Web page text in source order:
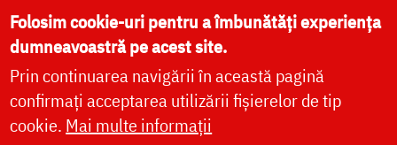
DONEAZĂ ONLINE PENTRU CATEDRALA NAȚIONALĂ
LIVE
Folosim cookie-uri pentru a îmbunătăți experiența
dumneavoastră pe acest site.
Prin continuarea navigării în această pagină
confirmați acceptarea utilizării fișierelor de tip
cookie. Mai multe informații